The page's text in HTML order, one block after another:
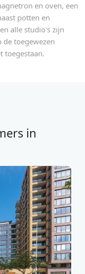
en oven, een
potten en
alle studio's zijn
de toegewezen
toegestaan.
in